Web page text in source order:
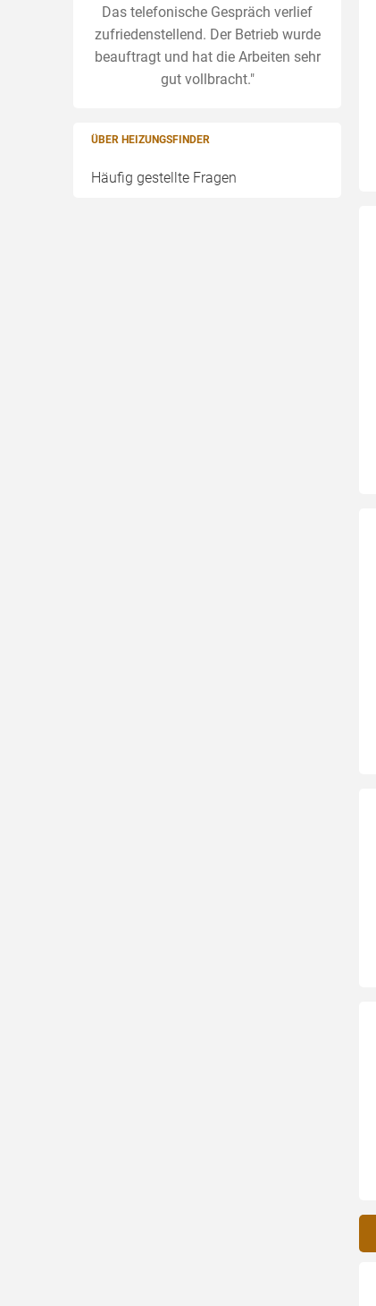
Das telefonische Gespräch verlief
zufriedenstellend. Der Betrieb wurde
beauftragt und hat die Arbeiten sehr
gut vollbracht."
ÜBER HEIZUNGSFINDER
Häufig gestellte Fragen